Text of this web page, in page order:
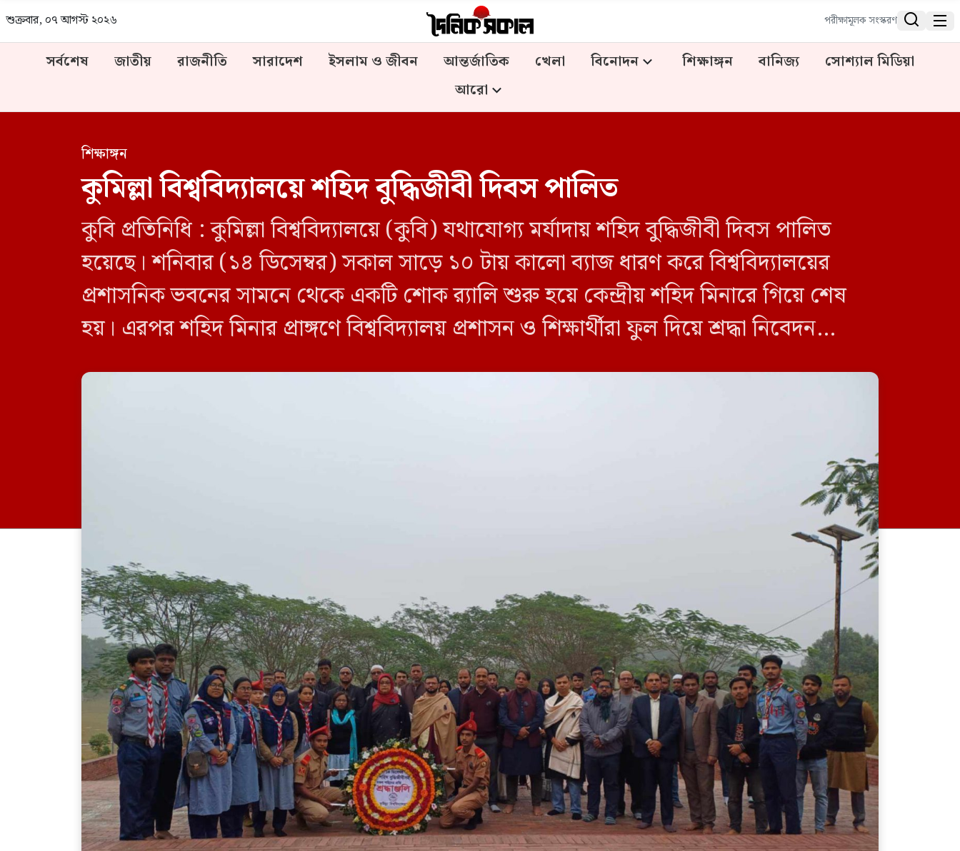
শুক্রবার, ০৭ আগস্ট ২০২৬ পরীক্ষামূলক সংস্করণ  
সর্বশেষ জাতীয় রাজনীতি সারাদেশ ইসলাম ও জীবন আন্তর্জাতিক খেলা বিনোদন শিক্ষাঙ্গন বানিজ্য
সোশ্যাল মিডিয়া
আরো
শিক্ষাঙ্গন
কুমিল্লা বিশ্ববিদ্যালয়ে শহিদ বুদ্ধিজীবী দিবস পালিত
কুবি প্রতিনিধি : কুমিল্লা বিশ্ববিদ্যালয়ে (কুবি) যথাযোগ্য মর্যাদায় শহিদ বুদ্ধিজীবী দিবস পালিত
হয়েছে। শনিবার (১৪ ডিসেম্বর) সকাল সাড়ে ১০ টায় কালো ব্যাজ ধারণ করে বিশ্ববিদ্যালয়ের
প্রশাসনিক ভবনের সামনে থেকে একটি শোক র‍্যালি শুরু হয়ে কেন্দ্রীয় শহিদ মিনারে গিয়ে শেষ
হয়। এরপর শহিদ মিনার প্রাঙ্গণে বিশ্ববিদ্যালয় প্রশাসন ও শিক্ষার্থীরা ফুল দিয়ে শ্রদ্ধা নিবেদন